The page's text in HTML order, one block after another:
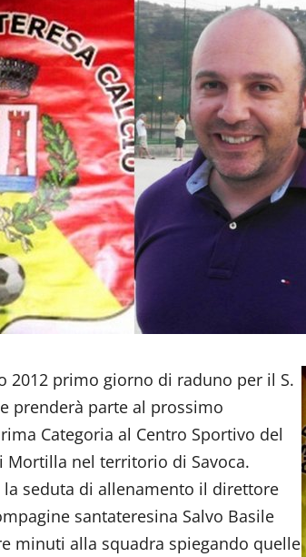
2012 primo giorno di raduno per il S.
prenderà parte al prossimo
Categoria al Centro Sportivo del
Mortilla nel territorio di Savoca.
seduta di allenamento il direttore
santateresina Salvo Basile
minuti alla squadra spiegando quelle